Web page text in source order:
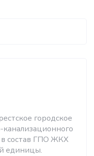
городское
в состав ГПО ЖКХ
единицы.